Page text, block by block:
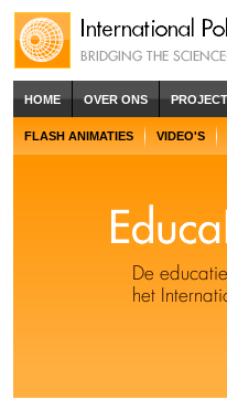
HOME OVER ONS
FLASH ANIMATIES VIDEO'S